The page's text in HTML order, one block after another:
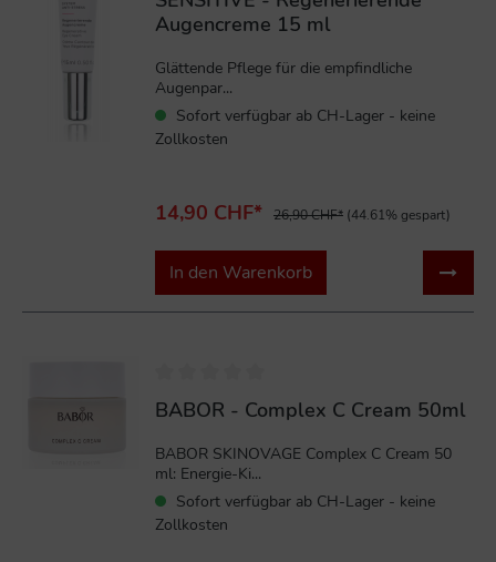
Augencreme 15 ml
Glättende Pflege für die empfindliche
Augenpar...
Sofort verfügbar ab CH-Lager - keine
Zollkosten
14,90 CHF* 26,90 CHF* (44.61% gespart)
In den Warenkorb
BABOR - Complex C Cream 50ml
BABOR SKINOVAGE Complex C Cream 50
ml: Energie-Ki...
Sofort verfügbar ab CH-Lager - keine
Zollkosten